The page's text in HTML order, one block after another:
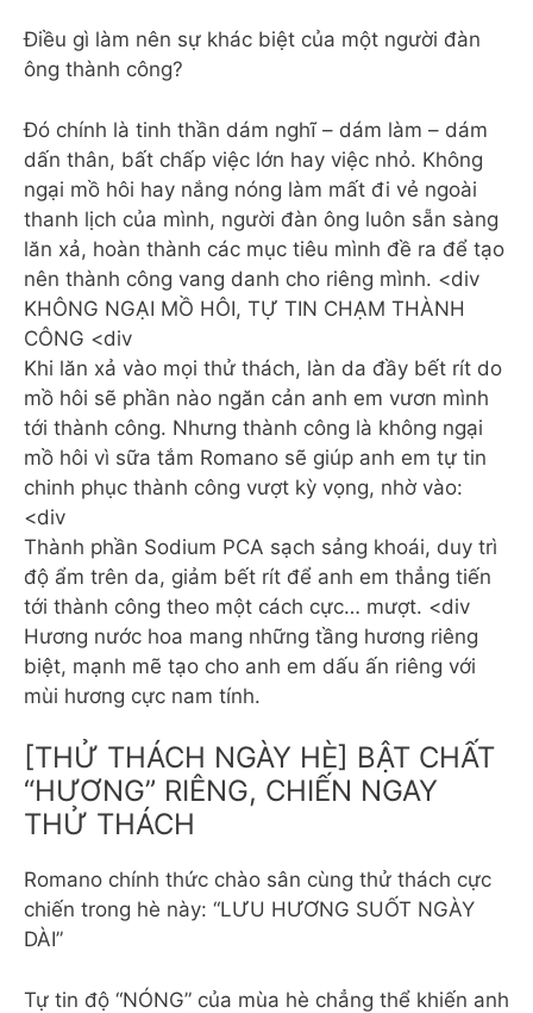
Điều gì làm nên sự khác biệt của một người đàn
ông thành công?
Đó chính là tinh thần dám nghĩ – dám làm – dám
dấn thân, bất chấp việc lớn hay việc nhỏ. Không
ngại mồ hôi hay nắng nóng làm mất đi vẻ ngoài
thanh lịch của mình, người đàn ông luôn sẵn sàng
lăn xả, hoàn thành các mục tiêu mình đề ra để tạo
nên thành công vang danh cho riêng mình. <div
KHÔNG NGẠI MỒ HÔI, TỰ TIN CHẠM THÀNH
CÔNG <div
Khi lăn xả vào mọi thử thách, làn da đầy bết rít do
mồ hôi sẽ phần nào ngăn cản anh em vươn mình
tới thành công. Nhưng thành công là không ngại
mồ hôi vì sữa tắm Romano sẽ giúp anh em tự tin
chinh phục thành công vượt kỳ vọng, nhờ vào:
<div
Thành phần Sodium PCA sạch sảng khoái, duy trì
độ ẩm trên da, giảm bết rít để anh em thẳng tiến
tới thành công theo một cách cực… mượt. <div
Hương nước hoa mang những tầng hương riêng
biệt, mạnh mẽ tạo cho anh em dấu ấn riêng với
mùi hương cực nam tính.
[THỬ THÁCH NGÀY HÈ] BẬT CHẤT
“HƯƠNG” RIÊNG, CHIẾN NGAY
THỬ THÁCH
Romano chính thức chào sân cùng thử thách cực
chiến trong hè này: “LƯU HƯƠNG SUỐT NGÀY
DÀI”
Tự tin độ “NÓNG” của mùa hè chẳng thể khiến anh